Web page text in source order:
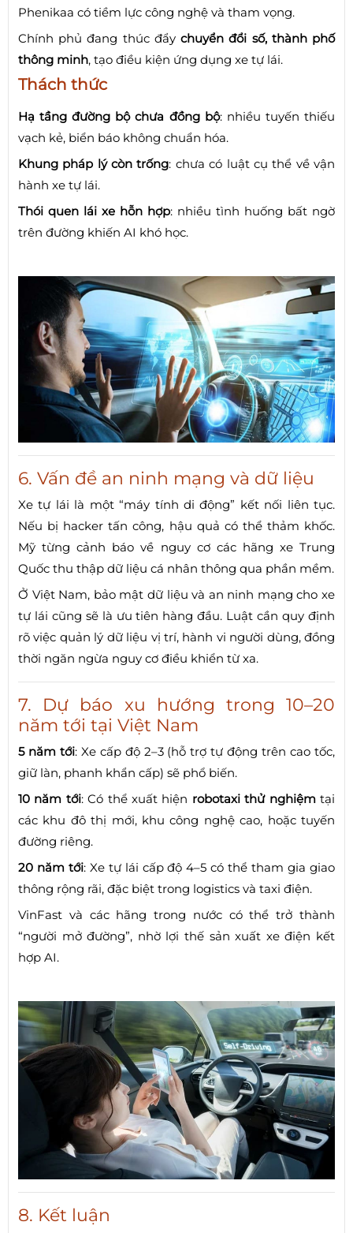
Phenikaa có tiềm lực công nghệ và tham vọng.
Chính phủ đang thúc đẩychuyển đổi số, thành phố
thông minh, tạo điều kiện ứng dụng xe tự lái.
Thách thức
Hạ tầng đường bộ chưa đồng bộ: nhiều tuyến thiếu
vạch kẻ, biển báo không chuẩn hóa.
Khung pháp lý còn trống: chưa có luật cụ thể về vận
hành xe tự lái.
Thói quen lái xe hỗn hợp: nhiều tình huống bất ngờ
trên đường khiến AI khó học.
6. Vấn đề an ninh mạng và dữ liệu
Xe tự lái là một “máy tính di động” kết nối liên tục.
Nếu bị hacker tấn công, hậu quả có thể thảm khốc.
Mỹ từng cảnh báo về nguy cơ các hãng xe Trung
Quốc thu thập dữ liệu cá nhân thông qua phần mềm.
Ở Việt Nam, bảo mật dữ liệu và an ninh mạng cho xe
tự lái cũng sẽ là ưu tiên hàng đầu. Luật cần quy định
rõ việc quản lý dữ liệu vị trí, hành vi người dùng, đồng
thời ngăn ngừa nguy cơ điều khiển từ xa.
7. Dự báo xu hướng trong 10–20
năm tới tại Việt Nam
5 năm tới: Xe cấp độ 2–3 (hỗ trợ tự động trên cao tốc,
giữ làn, phanh khẩn cấp) sẽ phổ biến.
10 năm tới: Có thể xuất hiện robotaxi thử nghiệmtại
các khu đô thị mới, khu công nghệ cao, hoặc tuyến
đường riêng.
20 năm tới: Xe tự lái cấp độ 4–5 có thể tham gia giao
thông rộng rãi, đặc biệt trong logistics và taxi điện.
VinFast và các hãng trong nước có thể trở thành
“người mở đường”, nhờ lợi thế sản xuất xe điện kết
hợp AI.
8. Kết luận